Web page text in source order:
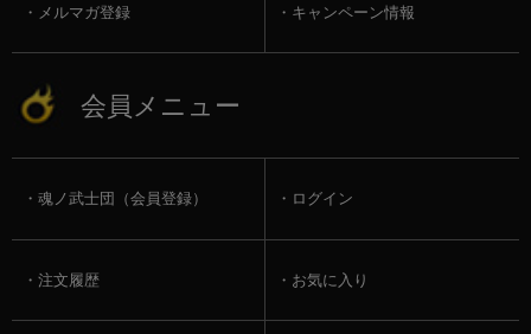
メルマガ登録 キャンペーン情報
会員メニュー
魂ノ武士団（会員登録） ログイン
注文履歴 お気に入り